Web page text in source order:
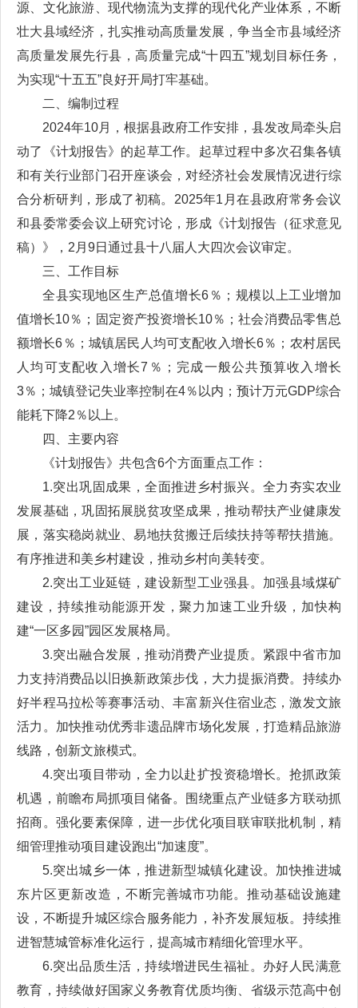
源、文化旅游、现代物流为支撑的现代化产业体系，不断
壮大县域经济，扎实推动高质量发展，争当全市县域经济
高质量发展先行县，高质量完成“十四五”规划目标任务，
为实现“十五五”良好开局打牢基础。
二、编制过程
2024年10月，根据县政府工作安排，县发改局牵头启
动了《计划报告》的起草工作。起草过程中多次召集各镇
和有关行业部门召开座谈会，对经济社会发展情况进行综
合分析研判，形成了初稿。2025年1月在县政府常务会议
和县委常委会议上研究讨论，形成《计划报告（征求意见
稿）》
，2月9日通过县十八届人大四次会议审定。
三、工作目标
全县实现地区生产总值增长6％；规模以上工业增加
值增长10％；固定资产投资增长10％；社会消费品零售总
额增长6％；城镇居民人均可支配收入增长6％；农村居民
人均可支配收入增长7％；完成一般公共预算收入增长
3％；城镇登记失业率控制在4％以内；预计万元GDP综合
能耗下降2％以上。
四、主要内容
《计划报告》共包含6个方面重点工作：
1.突出巩固成果，全面推进乡村振兴。全力夯实农业
发展基础，巩固拓展脱贫攻坚成果，推动帮扶产业健康发
展，落实稳岗就业、易地扶贫搬迁后续扶持等帮扶措施。
有序推进和美乡村建设，推动乡村向美转变。
2.突出工业延链，建设新型工业强县。加强县域煤矿
建设，持续推动能源开发，聚力加速工业升级，加快构
建“一区多园”园区发展格局。
3.突出融合发展，推动消费产业提质。紧跟中省市加
力支持消费品以旧换新政策步伐，大力提振消费。持续办
好半程马拉松等赛事活动、丰富新兴住宿业态，激发文旅
活力。加快推动优秀非遗品牌市场化发展，打造精品旅游
线路，创新文旅模式。
4.突出项目带动，全力以赴扩投资稳增长。抢抓政策
机遇，前瞻布局抓项目储备。围绕重点产业链多方联动抓
招商。强化要素保障，进一步优化项目联审联批机制，精
细管理推动项目建设跑出“加速度”。
5.突出城乡一体，推进新型城镇化建设。加快推进城
东片区更新改造，不断完善城市功能。推动基础设施建
设，不断提升城区综合服务能力，补齐发展短板。持续推
进智慧城管标准化运行，提高城市精细化管理水平。
6.突出品质生活，持续增进民生福祉。办好人民满意
教育，持续做好国家义务教育优质均衡、省级示范高中创